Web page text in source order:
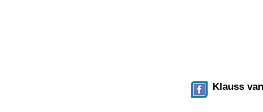
Klauss